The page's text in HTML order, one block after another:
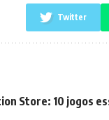
Twitter
Store: 10 jogos